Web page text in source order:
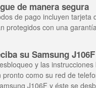
de manera segura
de pago incluyen tarjeta
protegidos con una
su Samsung
y las
pronto como su red de
J106F y éste se